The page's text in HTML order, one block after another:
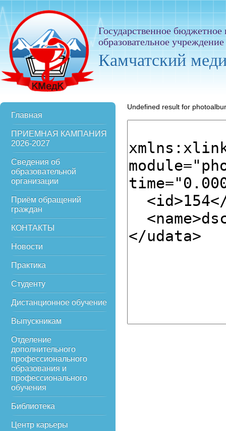
Государственное
образовательное
Камчатский
Главная
ПРИЕМНАЯ КАМПАНИЯ
2026-2027
Сведения об
образовательной
организации
Приём обращений
граждан
КОНТАКТЫ
Новости
Практика
Студенту
Дистанционное обучение
Выпускникам
Отделение
дополнительного
профессионального
образования и
профессионального
обучения
Библиотека
Центр карьеры
Undefined result for